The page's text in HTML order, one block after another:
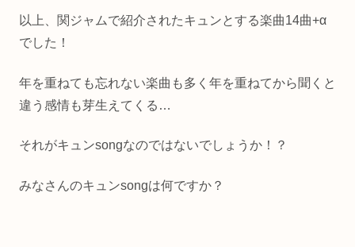
以上、関ジャムで紹介されたキュンとする楽曲14曲+α
でした！
年を重ねても忘れない楽曲も多く年を重ねてから聞くと
違う感情も芽生えてくる…
それがキュンsongなのではないでしょうか！？
みなさんのキュンsongは何ですか？